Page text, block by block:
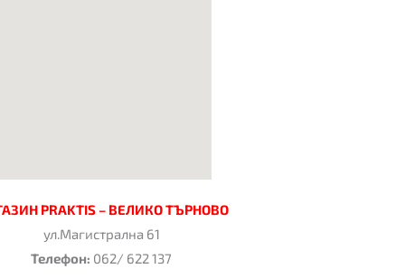
PRAKTIS – ВЕЛИКО ТЪРНОВО
ул.Магистрална 61
Телeфон: 062/ 622 137